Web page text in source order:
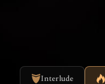
Interlude